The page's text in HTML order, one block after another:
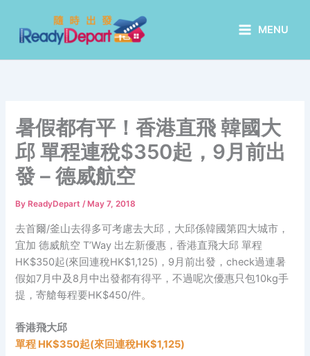
content
MENU
暑假都有平！香港直飛 韓國大
邱 單程連稅$350起，9月前出
發 – 德威航空
By ReadyDepart/ May 7, 2018
去首爾/釜山去得多可考慮去大邱，大邱係韓國第四大城市，
宜加 德威航空 T’Way 出左新優惠，香港直飛大邱 單程
HK$350起(來回連稅HK$1,125)，9月前出發，check過連暑
假如7月中及8月中出發都有得平，不過呢次優惠只包10kg手
提，寄艙每程要HK$450/件。
香港飛大邱
單程 HK$350起(來回連稅HK$1,125)